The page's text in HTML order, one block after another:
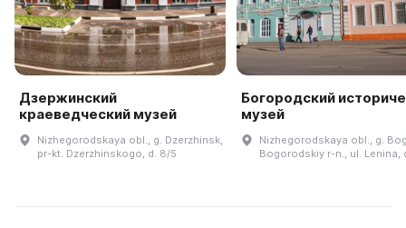
Дзержинский
краеведческий музей
Nizhegorodskaya obl., g. Dzerzhinsk,
pr-kt. Dzerzhinskogo, d. 8/5
Богородский
музей
Nizhegorodskaya obl., g.
Bogorodskiy r-n., ul. Lenina,